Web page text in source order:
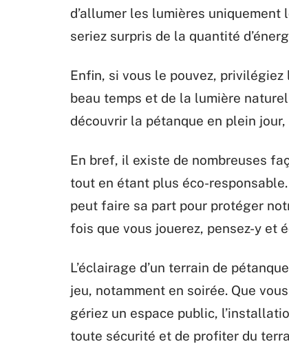
d’allumer les lumières uniquement
seriez surpris de la quantité
Enfin, si vous le pouvez,
beau temps et de la lumière
découvrir la pétanque en plein
En bref, il existe de nombreuses
tout en étant plus éco-
peut faire sa part pour protéger
fois que vous jouerez, pensez-y et
L’éclairage d’un terrain de
jeu, notamment en soirée. Que
gériez un espace public,
toute sécurité et de profiter du